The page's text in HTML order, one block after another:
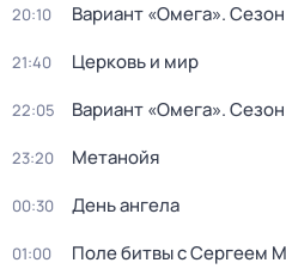
20:10 Вариант «Омега». Сезон
21:40 Церковь и мир
22:05 Вариант «Омега». Сезон
23:20 Метанойя
00:30 День ангела
01:00 Поле битвы с Сергеем